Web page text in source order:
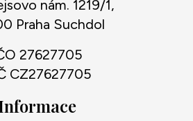
nám. 1219/1,
Praha Suchdol
27627705
CZ27627705